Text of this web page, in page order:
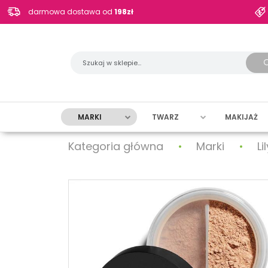
darmowa dostawa od 198zł
MARKI TWARZ MAKIJAŻ
Kategoria główna Marki